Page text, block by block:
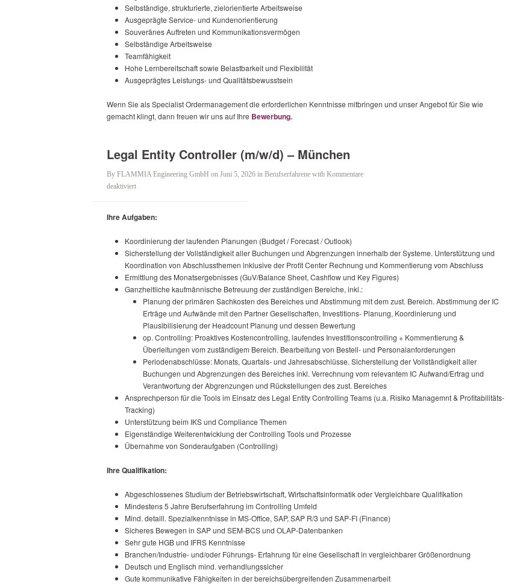
Selbständige, strukturierte, zielorientierte Arbeitsweise
Ausgeprägte Service- und Kundenorientierung
Souveränes Auftreten und Kommunikationsvermögen
Selbständige Arbeitsweise
Teamfähigkeit
Hohe Lernbereitschaft sowie Belastbarkeit und Flexibilität
Ausgeprägtes Leistungs- und Qualitätsbewusstsein
Wenn Sie als Specialist Ordermanagement die erforderlichen Kenntnisse mitbringen und unser Angebot für Sie wie
gemacht klingt, dann freuen wir uns auf Ihre Bewerbung.
Legal Entity Controller (m/w/d) – München
By FLAMMIA Engineering GmbH on Juni 5, 2026 in Berufserfahrene with Kommentare
deaktiviertfür
Controller
–
München
Ihre Aufgaben:
Koordinierung der laufenden Planungen (Budget / Forecast / Outlook)
Sicherstellung der Vollständigkeit aller Buchungen und Abgrenzungen innerhalb der Systeme. Unterstützung und
Koordination von Abschlussthemen inklusive der Profit Center Rechnung und Kommentierung vom Abschluss
Ermittlung des Monatsergebnisses (GuV/Balance Sheet, Cashflow und Key Figures)
Ganzheitliche kaufmännische Betreuung der zuständigen Bereiche, inkl.:
Planung der primären Sachkosten des Bereiches und Abstimmung mit dem zust. Bereich. Abstimmung der IC
Erträge und Aufwände mit den Partner Gesellschaften, Investitions- Planung, Koordinierung und
Plausibilisierung der Headcount Planung und dessen Bewertung
op. Controlling: Proaktives Kostencontrolling, laufendes Investitionscontrolling + Kommentierung &
Überleitungen vom zuständigem Bereich. Bearbeitung von Bestell- und Personalanforderungen
Periodenabschlüsse: Monats, Quartals- und Jahresabschlüsse. Sicherstellung der Vollständigkeit aller
Buchungen und Abgrenzungen des Bereiches inkl. Verrechnung vom relevantem IC Aufwand/Ertrag und
Verantwortung der Abgrenzungen und Rückstellungen des zust. Bereiches
Ansprechperson für die Tools im Einsatz des Legal Entity Controlling Teams (u.a. Risiko Managemnt & Profitabilitäts-
Tracking)
Unterstützung beim IKS und Compliance Themen
Eigenständige Weiterentwicklung der Controlling Tools und Prozesse
Übernahme von Sonderaufgaben (Controlling)
Ihre Qualifikation:
Abgeschlossenes Studium der Betriebswirtschaft, Wirtschaftsinformatik oder Vergleichbare Qualifikation
Mindestens 5 Jahre Berufserfahrung im Controlling Umfeld
Mind. detaill. Spezialkenntnisse in MS-Office, SAP, SAP R/3 und SAP-FI (Finance)
Sicheres Bewegen in SAP und SEM-BCS und OLAP-Datenbanken
Sehr gute HGB und IFRS Kenntnisse
Branchen/Industrie- und/oder Führungs- Erfahrung für eine Gesellschaft in vergleichbarer Größenordnung
Deutsch und Englisch mind. verhandlungssicher
Gute kommunikative Fähigkeiten in der bereichsübergreifenden Zusammenarbeit